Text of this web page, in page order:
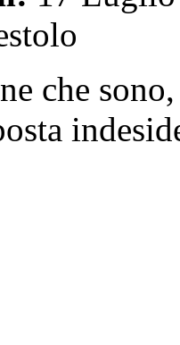
che